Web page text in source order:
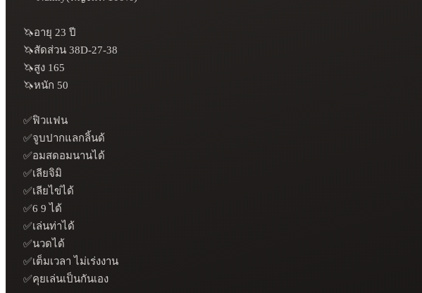
🦄อายุ 23 ปี
🦄สัดส่วน 38D-27-38
🦄สูง 165
🦄หนัก 50
✅ฟิวแฟน
✅จูบปากแลกลิ้นด้
✅อมสดอมนานได้
✅เลียจิมิ
✅เลียไข่ได้
✅6 9 ได้
✅เล่นท่าได้
✅นวดได้
✅เต็มเวลา ไม่เร่งงาน
✅คุยเล่นเป็นกันเอง